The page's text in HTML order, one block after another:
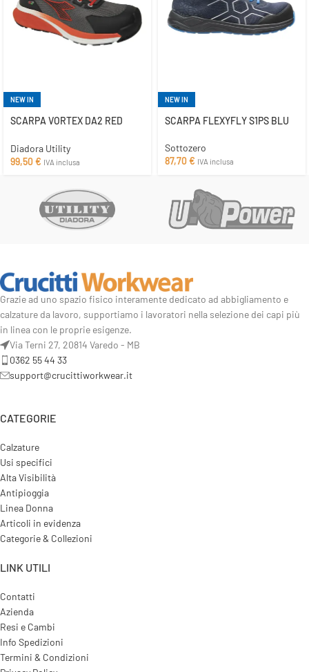
NEW IN
SCARPA VORTEX DA2 RED
Diadora Utility
99,50€ IVA inclusa
NEW IN
SCARPA FLEXYFLY S1PS BLU
Sottozero
87,70€ IVA inclusa
Grazie ad uno spazio fisico interamente dedicato ad abbigliamento e
calzature da lavoro, supportiamo i lavoratori nella selezione dei capi più
in linea con le proprie esigenze.
Via Terni 27, 20814 Varedo - MB
0362 55 44 33
support@crucittiworkwear.it
CATEGORIE
Calzature
Usi specifici
Alta Visibilità
Antipioggia
Linea Donna
Articoli in evidenza
Categorie & Collezioni
LINK UTILI
Contatti
Azienda
Resi e Cambi
Info Spedizioni
Termini & Condizioni